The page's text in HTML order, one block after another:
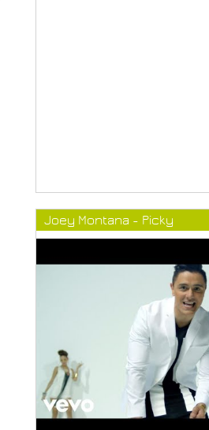
Joey Montana - Picky